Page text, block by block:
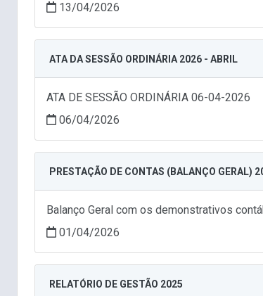
13/04/2026
ATA DA SESSÃO ORDINÁRIA 2026 - ABRIL
ATA DE SESSÃO ORDINÁRIA 06-04-2026
06/04/2026
PRESTAÇÃO DE CONTAS (BALANÇO GERAL)
Balanço Geral com os demonstrativos
01/04/2026
RELATÓRIO DE GESTÃO 2025